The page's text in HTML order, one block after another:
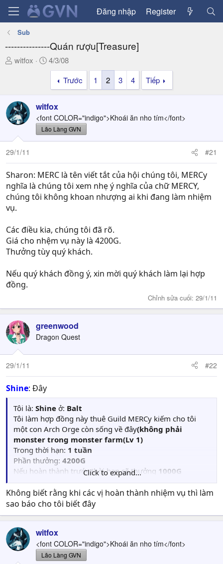
Đăng nhập Register
Sub
---------------Quán rượu[Treasure]
T
a
d
s
a
r
t
e
r
witfox
N
g
y
g
ử
i
4/3/08
Trước
1 2 3 4 Tiếp
witfox
<font COLOR="indigo">Khoái ăn nho tím</font>
Lão Làng GVN
29/1/11 #21
Sharon: MERC là tên viết tắt của hội chúng tôi, MERCy
nghĩa là chúng tôi xem nhẹ ý nghĩa của chữ MERCY,
chúng tôi không khoan nhượng ai khi đang làm nhiệm
vụ.
Các điều kia, chúng tôi đã rõ.
Giá cho nhệm vụ này là 4200G.
Thưởng tùy quý khách.
Nếu quý khách đồng ý, xin mời quý khách làm lại hợp
đồng.
Chỉnh sửa cuối: 29/1/11
greenwood
Dragon Quest
29/1/11 #22
Shine: Đây
Tôi là: Shine ở: Balt
Tôi làm hợp đồng này thuê Guild MERCy kiếm cho tôi
một con Arch Orge còn sống về đây(không phải
monster trong monster farm(Lv 1)
Trong thời hạn: 1 tuần
Phần thưởng: 4200G
Nếu hoàn thành trước thời hạn sẽ thưởng 1000G
Nếu hoàn thành sau thời hạn/nhiệm vụ thất bại phải bồi
thường1000G
Click to expand...
Không biết rằng khi các vị hoàn thành nhiệm vụ thì làm
sao báo cho tôi biết đây
witfox
<font COLOR="indigo">Khoái ăn nho tím</font>
Lão Làng GVN